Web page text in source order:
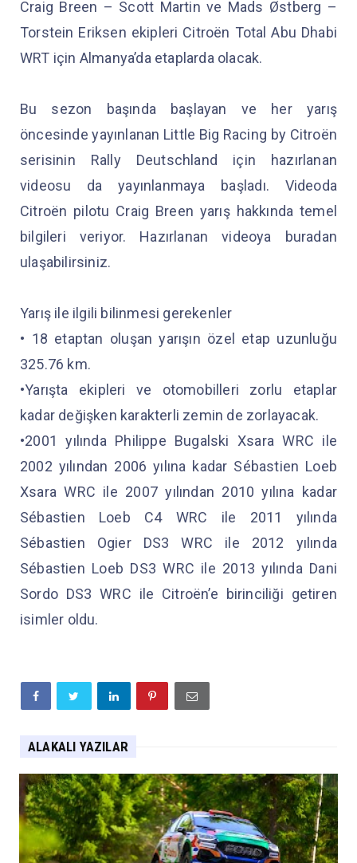
Craig Breen – Scott Martin ve Mads Østberg –
Torstein Eriksen ekipleri Citroën Total Abu Dhabi
WRT için Almanya’da etaplarda olacak.
Bu sezon başında başlayan ve her yarış
öncesinde yayınlanan Little Big Racing by Citroën
serisinin Rally Deutschland için hazırlanan
videosu da yayınlanmaya başladı. Videoda
Citroën pilotu Craig Breen yarış hakkında temel
bilgileri veriyor. Hazırlanan videoya buradan
ulaşabilirsiniz.
Yarış ile ilgili bilinmesi gerekenler
• 18 etaptan oluşan yarışın özel etap uzunluğu
325.76 km.
•Yarışta ekipleri ve otomobilleri zorlu etaplar
kadar değişken karakterli zemin de zorlayacak.
•2001 yılında Philippe Bugalski Xsara WRC ile
2002 yılından 2006 yılına kadar Sébastien Loeb
Xsara WRC ile 2007 yılından 2010 yılına kadar
Sébastien Loeb C4 WRC ile 2011 yılında
Sébastien Ogier DS3 WRC ile 2012 yılında
Sébastien Loeb DS3 WRC ile 2013 yılında Dani
Sordo DS3 WRC ile Citroën’e birinciliği getiren
isimler oldu.
ALAKALI YAZILAR